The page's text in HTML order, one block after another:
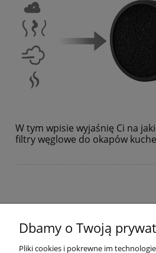
W tym wpisie wyjaśnię Ci na
filtry węglowe do okapów
Dbamy o Twoją
Pliki cookies i pokrewne im